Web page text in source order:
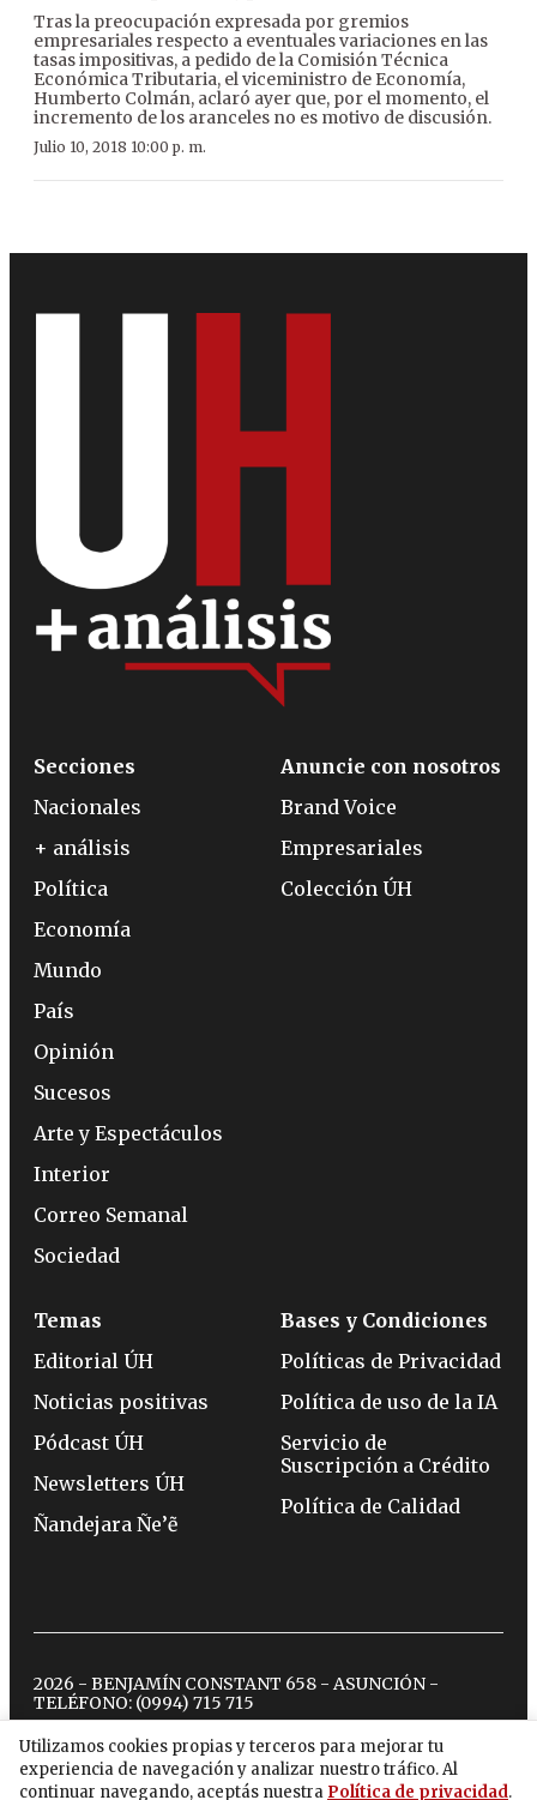
Tras la preocupación expresada por gremios
empresariales respecto a eventuales variaciones en las
tasas impositivas, a pedido de la Comisión Técnica
Económica Tributaria, el viceministro de Economía,
Humberto Colmán, aclaró ayer que, por el momento, el
incremento de los aranceles no es motivo de discusión.
Julio 10, 2018 10:00 p. m.
Utilizamos cookies propias y terceros para mejorar tu
experiencia de navegación y analizar nuestro tráfico. Al
continuar navegando, aceptás nuestra Política de privacidad.
Secciones
Nacionales
+ análisis
Política
Economía
Mundo
País
Opinión
Sucesos
Arte y Espectáculos
Interior
Correo Semanal
Sociedad
Anuncie con nosotros
Brand Voice
Empresariales
Colección ÚH
Temas
Editorial ÚH
Noticias positivas
Pódcast ÚH
Newsletters ÚH
Ñandejara Ñe’ẽ
Bases y Condiciones
Políticas de Privacidad
Política de uso de la IA
Servicio de
Suscripción a Crédito
Política de Calidad
2026 - BENJAMÍN CONSTANT 658 - ASUNCIÓN -
TELÉFONO: (0994) 715 715
twitterinstagram
facebook
tiktokyoutubespotify